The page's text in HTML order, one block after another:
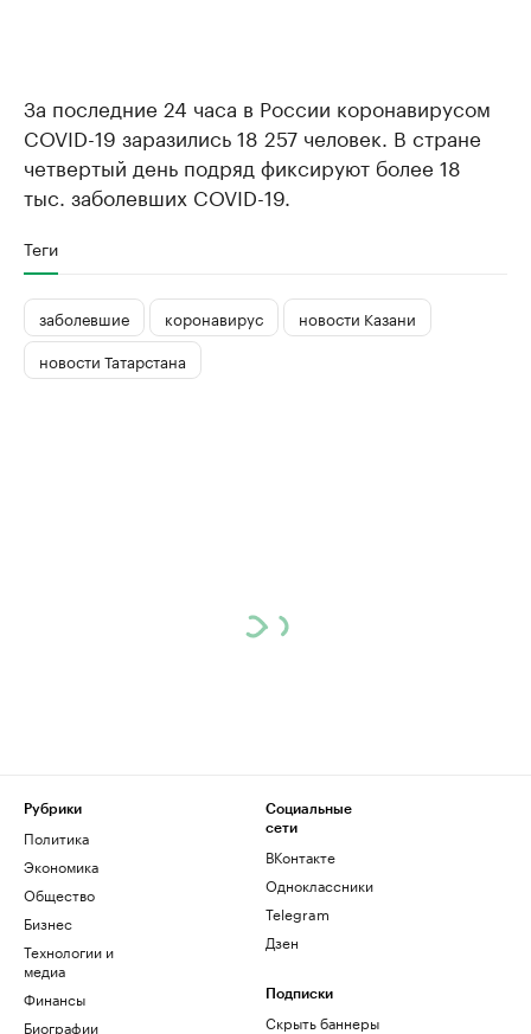
За последние 24 часа в России коронавирусом
COVID-19 заразились 18 257 человек. В стране
четвертый день подряд фиксируют более 18
тыс. заболевших COVID-19.
Теги
заболевшие коронавирус
новости Казани
новости Татарстана
Рубрики
Политика
Экономика
Общество
Бизнес
Технологии и
медиа
Финансы
Биографии
Социальные
сети
ВКонтакте
Одноклассники
Telegram
Дзен
Подписки
Скрыть баннеры